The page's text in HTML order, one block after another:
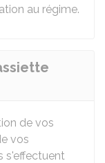
au régime.
de vos
vos
s'effectuent